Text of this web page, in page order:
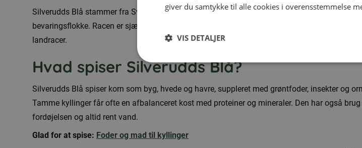
Silverudds Blå stammer fra Sverige og findes hovedsageligt hos svenske hobbyavlere og
bevaringsflokke. Racen er sjælden uden for Sverige og bruges primært til bevarelse af svenske
landracer.
Hvad spiser Silverudds Blå?
Silverudds Blå spiser korn som byg, hvede og havre, suppleret med grøntfoder, insekter og
Tamme kyllinger får ofte en afbalanceret kost med proteiner og mineraler. Den har også
fordøjelsen og altid rent vand.
Glad for at spise: Foder og mad til kyllinger
giver du samtykke til alle cookies i overensstemmelse
VIS DETALJER